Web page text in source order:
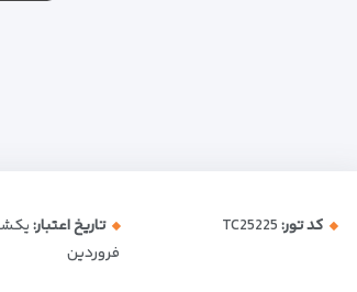
کد تور:TC25225 تاریخ اعتبار:
فروردین